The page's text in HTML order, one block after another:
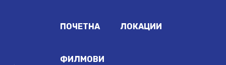
ПОЧЕТНА ЛОКАЦИИ
ФИЛМОВИ